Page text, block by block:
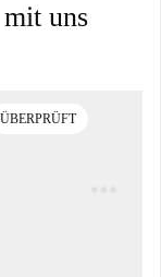
uns
ÜBERPRÜFT